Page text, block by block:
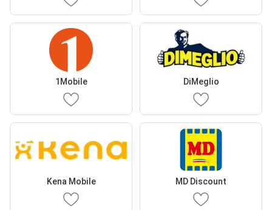
1Mobile DiMeglio
Kena Mobile MD Discount